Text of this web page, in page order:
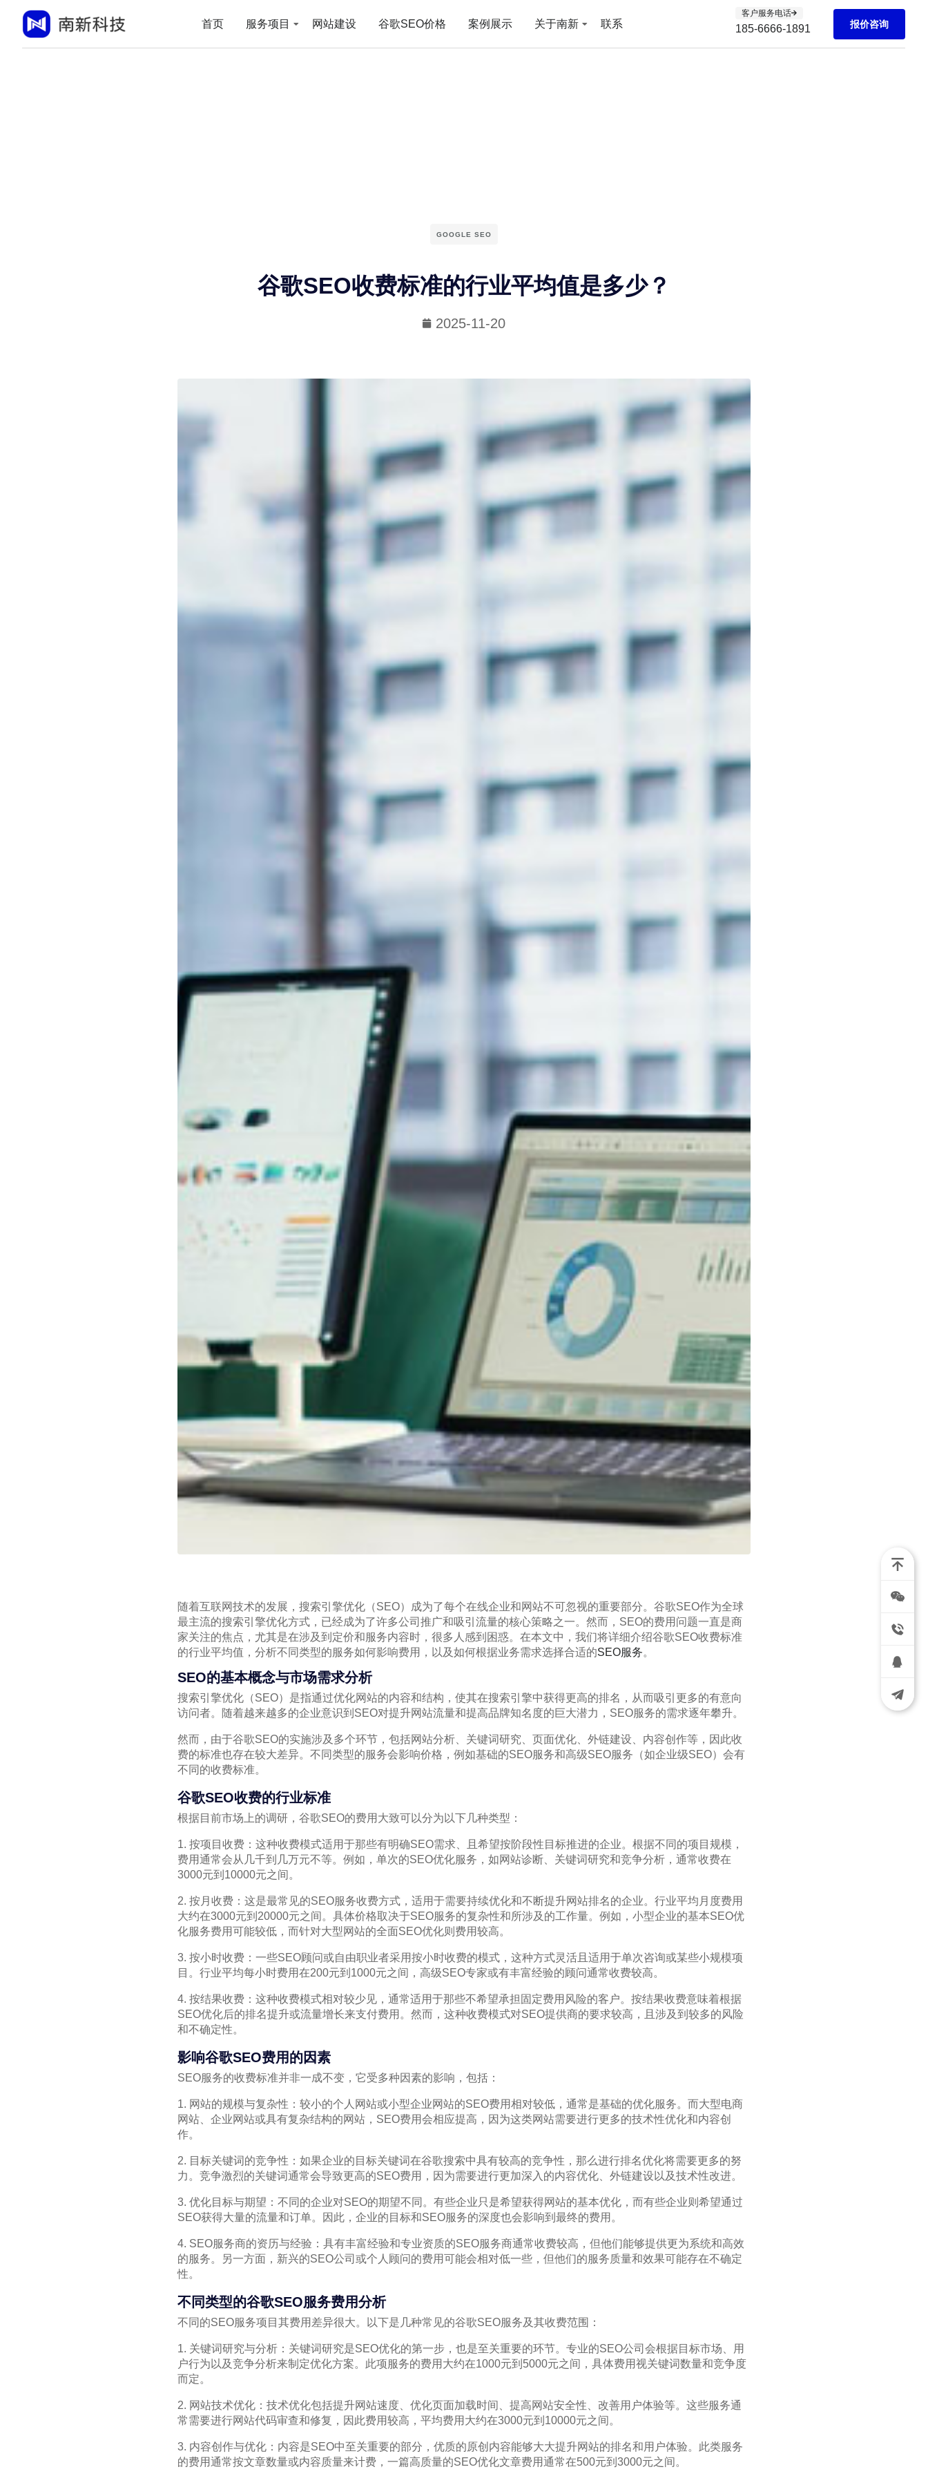
首页 服务项目 网站建设 谷歌SEO价格 案例展示 关于南新 联系
客户服务电话
185-6666-1891 报价咨询
GOOGLE SEO
谷歌SEO收费标准的行业平均值是多少？
2025-11-20
随着互联网技术的发展，搜索引擎优化（SEO）成为了每个在线企业和网站不可忽视的重要部分。谷歌SEO作为全球
最主流的搜索引擎优化方式，已经成为了许多公司推广和吸引流量的核心策略之一。然而，SEO的费用问题一直是商
家关注的焦点，尤其是在涉及到定价和服务内容时，很多人感到困惑。在本文中，我们将详细介绍谷歌SEO收费标准
的行业平均值，分析不同类型的服务如何影响费用，以及如何根据业务需求选择合适的SEO服务。
SEO的基本概念与市场需求分析
搜索引擎优化（SEO）是指通过优化网站的内容和结构，使其在搜索引擎中获得更高的排名，从而吸引更多的有意向
访问者。随着越来越多的企业意识到SEO对提升网站流量和提高品牌知名度的巨大潜力，SEO服务的需求逐年攀升。
然而，由于谷歌SEO的实施涉及多个环节，包括网站分析、关键词研究、页面优化、外链建设、内容创作等，因此收
费的标准也存在较大差异。不同类型的服务会影响价格，例如基础的SEO服务和高级SEO服务（如企业级SEO）会有
不同的收费标准。
谷歌SEO收费的行业标准
根据目前市场上的调研，谷歌SEO的费用大致可以分为以下几种类型：
1. 按项目收费：这种收费模式适用于那些有明确SEO需求、且希望按阶段性目标推进的企业。根据不同的项目规模，
费用通常会从几千到几万元不等。例如，单次的SEO优化服务，如网站诊断、关键词研究和竞争分析，通常收费在
3000元到10000元之间。
2. 按月收费：这是最常见的SEO服务收费方式，适用于需要持续优化和不断提升网站排名的企业。行业平均月度费用
大约在3000元到20000元之间。具体价格取决于SEO服务的复杂性和所涉及的工作量。例如，小型企业的基本SEO优
化服务费用可能较低，而针对大型网站的全面SEO优化则费用较高。
3. 按小时收费：一些SEO顾问或自由职业者采用按小时收费的模式，这种方式灵活且适用于单次咨询或某些小规模项
目。行业平均每小时费用在200元到1000元之间，高级SEO专家或有丰富经验的顾问通常收费较高。
4. 按结果收费：这种收费模式相对较少见，通常适用于那些不希望承担固定费用风险的客户。按结果收费意味着根据
SEO优化后的排名提升或流量增长来支付费用。然而，这种收费模式对SEO提供商的要求较高，且涉及到较多的风险
和不确定性。
影响谷歌SEO费用的因素
SEO服务的收费标准并非一成不变，它受多种因素的影响，包括：
1. 网站的规模与复杂性：较小的个人网站或小型企业网站的SEO费用相对较低，通常是基础的优化服务。而大型电商
网站、企业网站或具有复杂结构的网站，SEO费用会相应提高，因为这类网站需要进行更多的技术性优化和内容创
作。
2. 目标关键词的竞争性：如果企业的目标关键词在谷歌搜索中具有较高的竞争性，那么进行排名优化将需要更多的努
力。竞争激烈的关键词通常会导致更高的SEO费用，因为需要进行更加深入的内容优化、外链建设以及技术性改进。
3. 优化目标与期望：不同的企业对SEO的期望不同。有些企业只是希望获得网站的基本优化，而有些企业则希望通过
SEO获得大量的流量和订单。因此，企业的目标和SEO服务的深度也会影响到最终的费用。
4. SEO服务商的资历与经验：具有丰富经验和专业资质的SEO服务商通常收费较高，但他们能够提供更为系统和高效
的服务。另一方面，新兴的SEO公司或个人顾问的费用可能会相对低一些，但他们的服务质量和效果可能存在不确定
性。
不同类型的谷歌SEO服务费用分析
不同的SEO服务项目其费用差异很大。以下是几种常见的谷歌SEO服务及其收费范围：
1. 关键词研究与分析：关键词研究是SEO优化的第一步，也是至关重要的环节。专业的SEO公司会根据目标市场、用
户行为以及竞争分析来制定优化方案。此项服务的费用大约在1000元到5000元之间，具体费用视关键词数量和竞争度
而定。
2. 网站技术优化：技术优化包括提升网站速度、优化页面加载时间、提高网站安全性、改善用户体验等。这些服务通
常需要进行网站代码审查和修复，因此费用较高，平均费用大约在3000元到10000元之间。
3. 内容创作与优化：内容是SEO中至关重要的部分，优质的原创内容能够大大提升网站的排名和用户体验。此类服务
的费用通常按文章数量或内容质量来计费，一篇高质量的SEO优化文章费用通常在500元到3000元之间。